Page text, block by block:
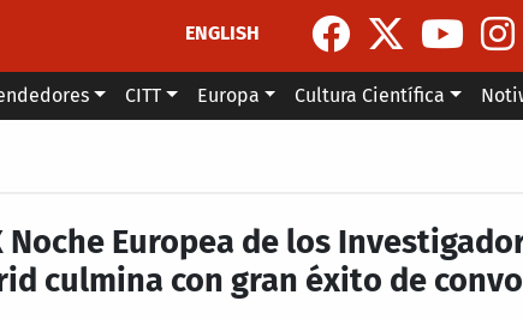
ENGLISH
CITT Europa Cultura Científica
Noche Europea de los
culmina con gran éxito de